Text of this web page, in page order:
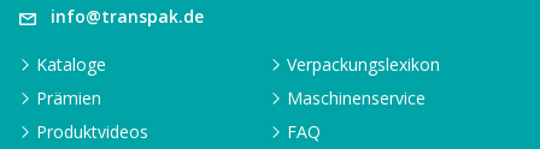
info@transpak.de
Kataloge
Verpackungslexikon
Prämien
Maschinenservice
Produktvideos
FAQ